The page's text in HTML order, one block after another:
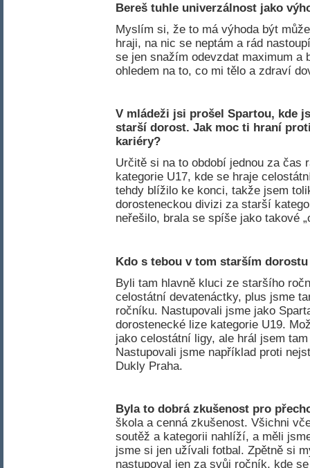
Bereš tuhle univerzálnost jako
Myslím si, že to má výhoda být
hraji, na nic se neptám a rád
se jen snažím odevzdat maximum
ohledem na to, co mi tělo a zdraví
V mládeži jsi prošel Spartou, kde
starší dorost. Jak moc ti hraní
kariéry?
Určitě si na to období jednou za čas
kategorie U17, kde se hraje
tehdy blížilo ke konci, takže jsem
dorosteneckou divizi za starší
neřešilo, brala se spíše jako takové
Kdo s tebou v tom starším
Byli tam hlavně kluci ze staršího
celostátní devatenáctky, plus jsme
ročníku. Nastupovali jsme jako
dorostenecké lize kategorie U19.
jako celostátní ligy, ale hrál jsem
Nastupovali jsme například proti
Dukly Praha.
Byla to dobrá zkušenost pro
škola a cenná zkušenost. Všichni
soutěž a kategorii nahlíží, a měli
jsme si jen užívali fotbal. Zpětně si
nastupoval jen za svůj ročník, kde